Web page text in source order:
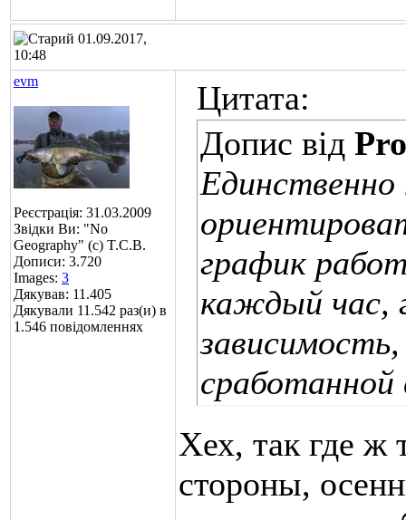
01.09.2017,
10:48
evm
Реєстрація: 31.03.2009
Звідки Ви: "No
Geography" (c) T.C.B.
Дописи: 3.720
Images: 3
Дякував: 11.405
Дякували 11.542 раз(и) в
1.546 повідомленнях
Цитата:
Допис від
график
каждый час,
Хех, так где ж
стороны,